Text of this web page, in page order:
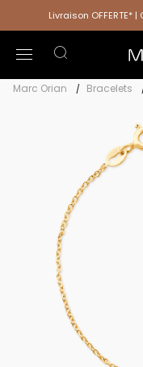
Livraison
Marc Orian Bracelets